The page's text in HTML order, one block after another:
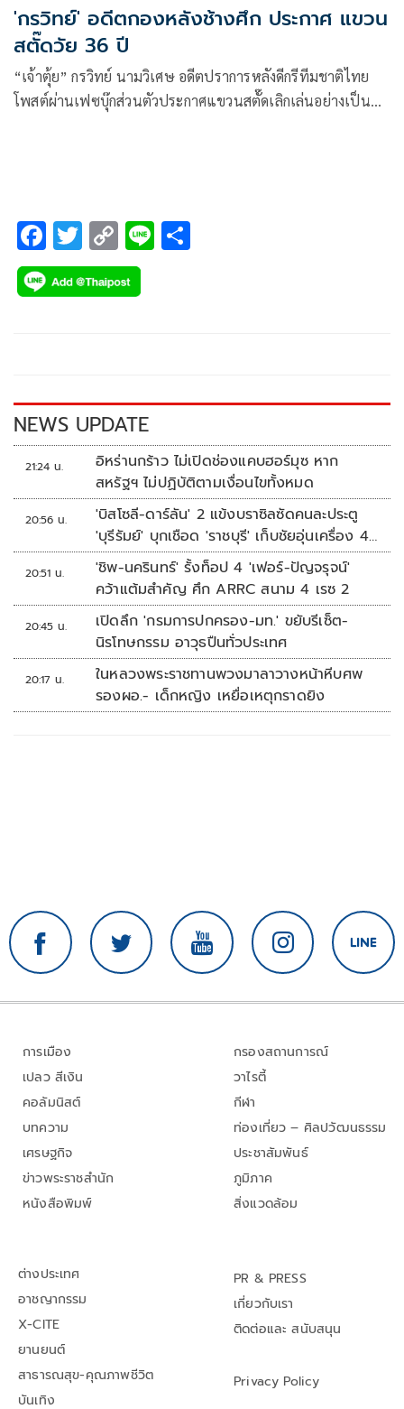
'กรวิทย์' อดีตกองหลังช้างศึก ประกาศ แขวน
สตั๊ดวัย 36 ปี
“เจ้าตุ้ย” กรวิทย์ นามวิเศษ อดีตปราการหลังดีกรีทีมชาติไทย
โพสต์ผ่านเฟซบุ๊กส่วนตัวประกาศแขวนสตั๊ดเลิกเล่นอย่างเป็น
F
ac
e
k
T
wi
tt
C
o
p
k
Li
NEWS UPDATE
21:24 น.
อิหร่านกร้าว ไม่เปิดช่องแคบฮอร์มุซ หาก
สหรัฐฯ ไม่ปฏิบัติตามเงื่อนไขทั้งหมด
20:56 น.
'บิสโซลี-ดาร์ลัน' 2 แข้งบราซิลซัดคนละประตู
'บุรีรัมย์' บุกเชือด 'ราชบุรี' เก็บชัยอุ่นเครื่อง 4
นัดรวด
20:51 น.
'ชิพ-นครินทร์' รั้งท็อป 4 'เฟอร์-ปัญจรุจน์'
คว้าแต้มสำคัญ ศึก ARRC สนาม 4 เรซ 2
20:45 น.
เปิดลึก 'กรมการปกครอง-มท.' ขยับรีเซ็ต-
นิรโทษกรรม อาวุธปืนทั่วประเทศ
20:17 น.
ในหลวงพระราชทานพวงมาลาวางหน้าหีบศพ
รองผอ.- เด็กหญิง เหยื่อเหตุกราดยิง
การเมือง
เปลว สีเงิน
คอลัมนิสต์
บทความ
เศรษฐกิจ
ข่าวพระราชสำนัก
หนังสือพิมพ์
กรองสถานการณ์
วาไรตี้
กีฬา
ท่องเที่ยว – ศิลปวัฒนธรรม
ประชาสัมพันธ์
ภูมิภาค
สิ่งแวดล้อม
ต่างประเทศ
อาชญากรรม
X-CITE
ยานยนต์
สาธารณสุข-คุณภาพชีวิต
บันเทิง
PR & PRESS
เกี่ยวกับเรา
ติดต่อและ สนับสนุน
Privacy Policy